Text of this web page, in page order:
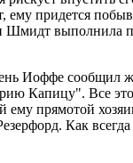
придется
выполнила
Иоффе
Капицу". Все
ему прямотой
Как